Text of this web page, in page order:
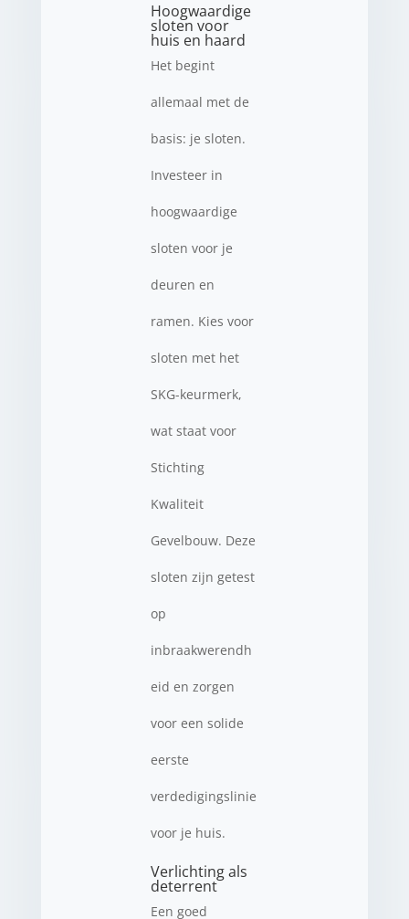
Hoogwaardige
sloten voor
huis en haard
Het begint
allemaal met de
basis: je sloten.
Investeer in
hoogwaardige
sloten voor je
deuren en
ramen. Kies voor
sloten met het
SKG-keurmerk,
wat staat voor
Stichting
Kwaliteit
Gevelbouw. Deze
sloten zijn getest
op
inbraakwerendh
eid en zorgen
voor een solide
eerste
verdedigingslinie
voor je huis.
Verlichting als
deterrent
Een goed